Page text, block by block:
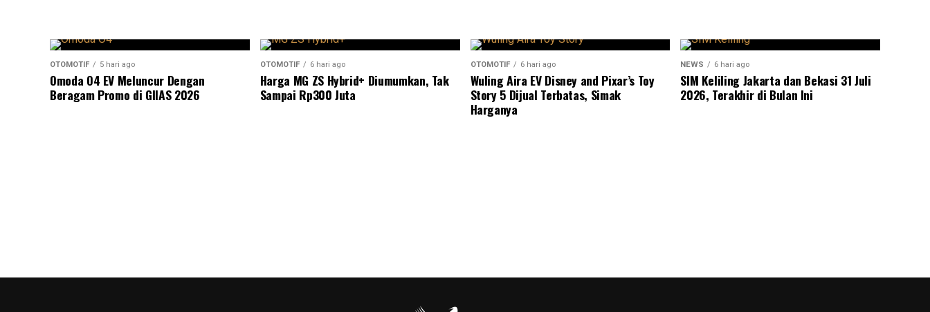
OTOMOTIF 5 hari ago
Omoda O4 EV Meluncur Dengan
Beragam Promo di GIIAS 2026
OTOMOTIF 6 hari ago
Harga MG ZS Hybrid+ Diumumkan, Tak
Sampai Rp300 Juta
OTOMOTIF 6 hari ago
Wuling Aira EV Disney and Pixar’s Toy
Story 5 Dijual Terbatas, Simak
Harganya
NEWS 6 hari ago
SIM Keliling Jakarta dan Bekasi 31 Juli
2026, Terakhir di Bulan Ini